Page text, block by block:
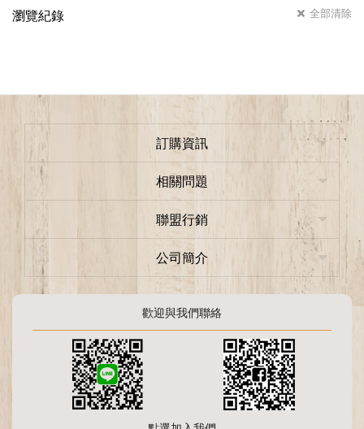
瀏覽紀錄 全部清除
訂購資訊
相關問題
聯盟行銷
公司簡介
歡迎與我們聯絡